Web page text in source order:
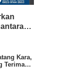
Kara,
Terima
Laznas